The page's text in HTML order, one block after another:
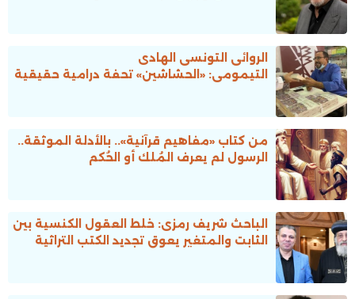
الروائى التونسى الهادى
التيمومى: «الحشاشين» تحفة درامية حقيقية
من كتاب «مفاهيم قرآنية».. بالأدلة الموثقة..
الرسول لم يعرف المُلك أو الحُكم
الباحث شريف رمزى: خلط العقول الكنسية بين
الثابت والمتغير يعوق تجديد الكتب التراثية